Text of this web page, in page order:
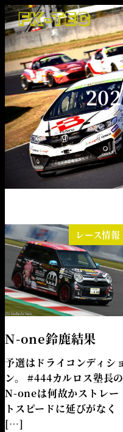
レース情報
N-one鈴鹿結果
予選はドライコンディシ
ン。 #444カルロス塾長の
N-oneは何故かストレー
トスピードに延びがなく
[…]